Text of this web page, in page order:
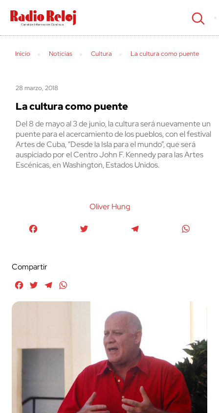
cerrar
Inicio Noticias Cultura La cultura como puente
28 marzo, 2018
La cultura como puente
Del 8 de mayo al 3 de junio, la cultura será nuevamente un
puente para el acercamiento de los pueblos, con el festival
Artes de Cuba, “Desde la Isla para el mundo”, que será
auspiciado por el Centro John F. Kennedy para las Artes
Escénicas, en Washington, Estados Unidos.
Oliver Hung
Compartir
FacebookTwitterTelegram